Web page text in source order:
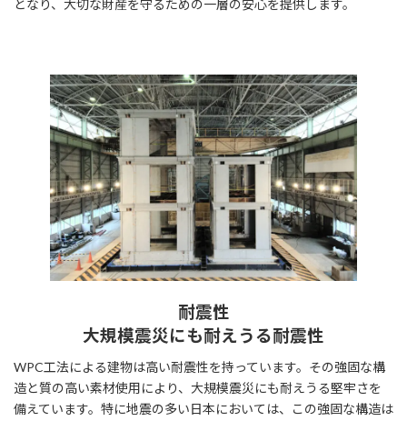
となり、大切な財産を守るための一層の安心を提供します。
耐震性
大規模震災にも耐えうる耐震性
WPC工法による建物は高い耐震性を持っています。その強固な構
造と質の高い素材使用により、大規模震災にも耐えうる堅牢さを
備えています。特に地震の多い日本においては、この強固な構造は